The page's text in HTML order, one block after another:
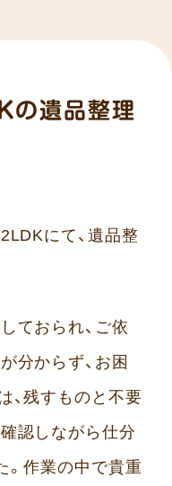
の遺品整理
にて、遺品整
ておられ、ご依
分からず、お困
、残すものと不要
認しながら仕分
。作業の中で貴重